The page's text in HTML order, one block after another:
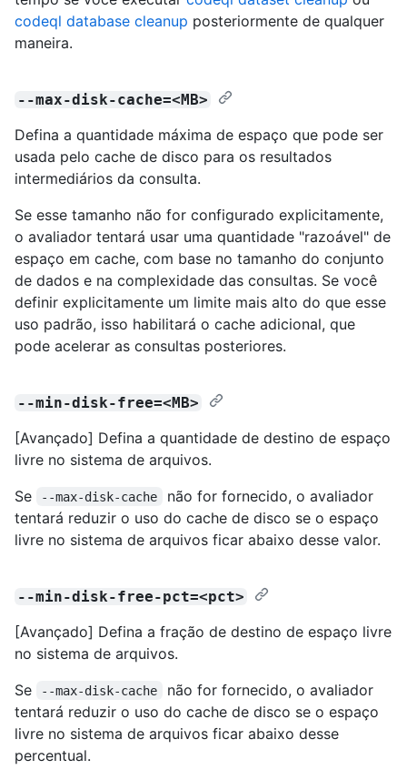
codeql database cleanup posteriormente de qualquer
maneira.
--max-disk-cache=<MB>
Defina a quantidade máxima de espaço que pode ser
usada pelo cache de disco para os resultados
intermediários da consulta.
Se esse tamanho não for configurado explicitamente,
o avaliador tentará usar uma quantidade "razoável" de
espaço em cache, com base no tamanho do conjunto
de dados e na complexidade das consultas. Se você
definir explicitamente um limite mais alto do que esse
uso padrão, isso habilitará o cache adicional, que
pode acelerar as consultas posteriores.
--min-disk-free=<MB>
[Avançado] Defina a quantidade de destino de espaço
livre no sistema de arquivos.
Se
--max-disk-cache
não for fornecido, o avaliador
tentará reduzir o uso do cache de disco se o espaço
livre no sistema de arquivos ficar abaixo desse valor.
--min-disk-free-pct=<pct>
[Avançado] Defina a fração de destino de espaço livre
no sistema de arquivos.
Se
--max-disk-cache
não for fornecido, o avaliador
tentará reduzir o uso do cache de disco se o espaço
livre no sistema de arquivos ficar abaixo desse
percentual.